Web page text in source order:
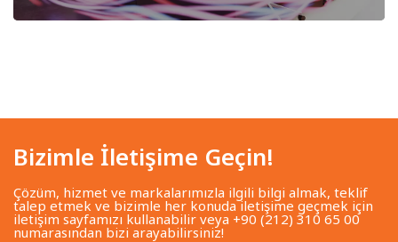
Bizimle İletişime Geçin!
Çözüm, hizmet ve markalarımızla ilgili bilgi almak, teklif
talep etmek ve bizimle her konuda iletişime geçmek için
iletişim sayfamızı kullanabilir veya +90 (212) 310 65 00
numarasından bizi arayabilirsiniz!